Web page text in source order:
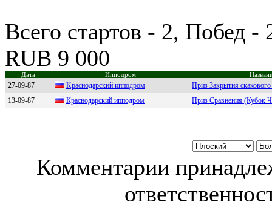
Всего стартов - 2, Побед
RUB 9 000
Дата Ипподром
27-09-87 Kpacнодapcкий ипподpом
Приз Закрытия скакового
13-09-87
Кpacнoдapcкий иппoдpoм Приз Сравнения (Кубок
Комментарии